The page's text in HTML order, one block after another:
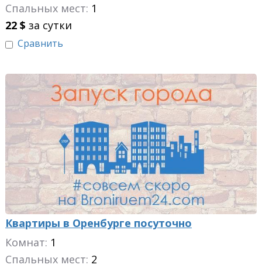
Спальных мест: 1
22 $ за сутки
Сравнить
Квартиры в Оренбурге посуточно
Комнат: 1
Спальных мест: 2